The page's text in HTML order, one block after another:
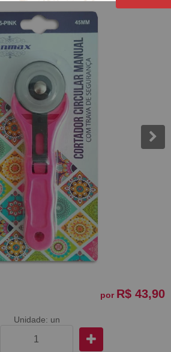
por R$ 43,90
Unidade: un